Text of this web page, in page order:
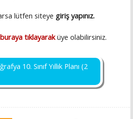
lütfen siteye giriş yapınız.
buraya tıklayaraküye olabilirsiniz.
10. Sınıf Yıllık Planı (2